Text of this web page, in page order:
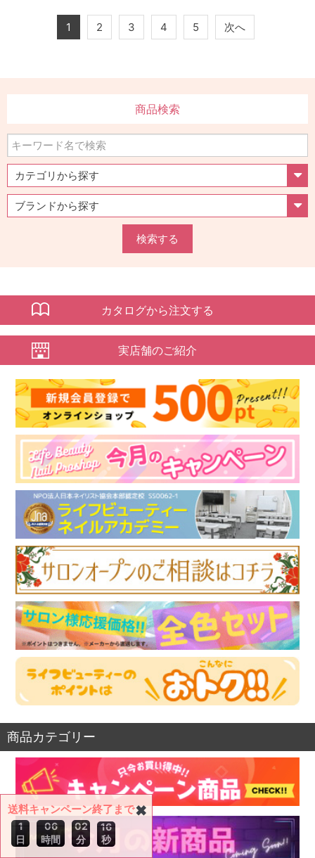
1 2 3 4 5 次へ
商品検索
検索する
カタログから注文する
実店舗のご紹介
商品カテゴリー
✖
送料キャンペーン終了まで
1
日
06
時間
02
分
15
秒